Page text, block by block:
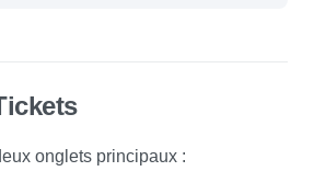
onglets principaux :